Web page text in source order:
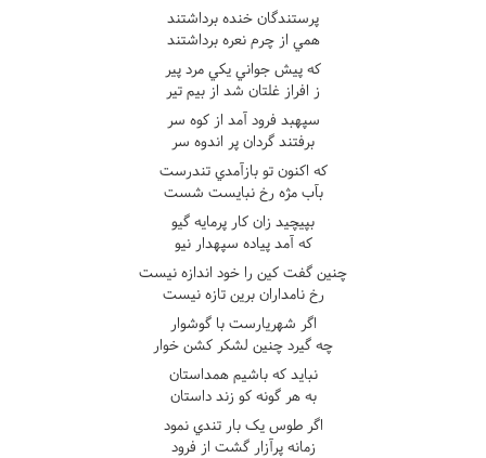
پرستندگان خنده برداشتند
همي از چرم نعره برداشتند
که پيش جواني يکي مرد پير
ز افراز غلتان شد از بيم تير
سپهبد فرود آمد از کوه سر
برفتند گردان پر اندوه سر
که اکنون تو بازآمدي تندرست
بآب مژه رخ نبايست شست
بپيچيد زان کار پرمايه گيو
که آمد پياده سپهدار نيو
چنين گفت کين را خود اندازه نيست
رخ نامداران برين تازه نيست
اگر شهريارست با گوشوار
چه گيرد چنين لشکر کشن خوار
نبايد که باشيم همداستان
به هر گونه کو زند داستان
اگر طوس يک بار تندي نمود
زمانه پرآزار گشت از فرود